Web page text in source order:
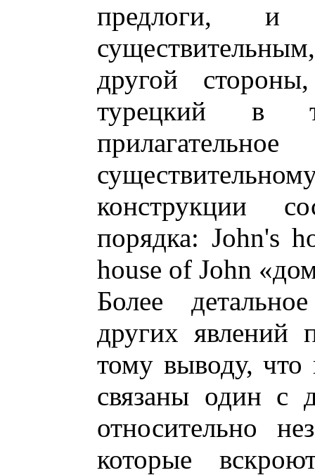
предлоги, и
другой
турецкий в
конструкции
порядка: John's
house of John
Более
других явлений
тому выводу, что
связаны один с
относительно
которые